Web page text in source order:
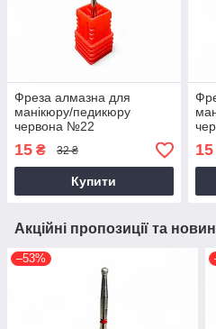
Фреза алмазна для
манікюру/педикюру
червона №22
15 ₴ 32 ₴
Купити
15
Акційні пропозиції та
–53%